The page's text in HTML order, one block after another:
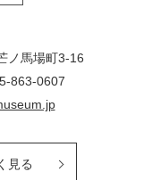
ノ馬場町3-16
863-0607
見る